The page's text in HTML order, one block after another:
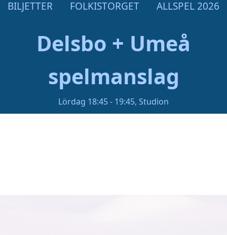
BILJETTER
FOLKISTORGET ALLSPEL 2026
Delsbo + Umeå
spelmanslag
Lördag 18:45 - 19:45, Studion